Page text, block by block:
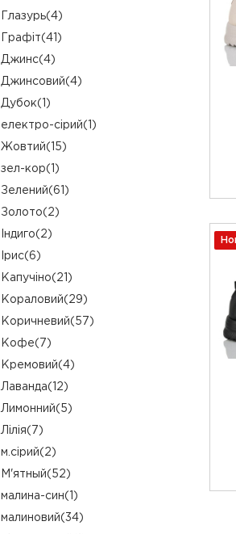
Глазурь(4)
Графіт(41)
Джинс(4)
Джинсовий(4)
Дубок(1)
електро-сірий(1)
Жовтий(15)
зел-кор(1)
Зелений(61)
Золото(2)
Індиго(2)
Ірис(6)
Капучіно(21)
Кораловий(29)
Коричневий(57)
Кофе(7)
Кремовий(4)
Лаванда(12)
Лимонний(5)
Лілія(7)
м.сірий(2)
М'ятный(52)
малина-син(1)
малиновий(34)